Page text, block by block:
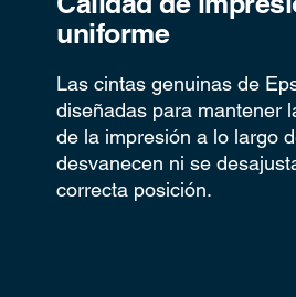
uniforme
Las cintas genuinas de
diseñadas para mantener
de la impresión a lo largo
desvanecen ni se
correcta posición.